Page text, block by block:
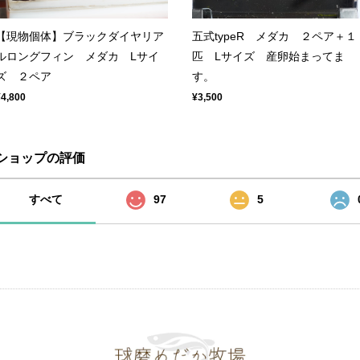
現物個体】ブラックダイヤリア
ロングフィン メダカ Lサイ
２ペア
五式typeR メダカ ２ペア＋１
匹 Lサイズ 産卵始まってま
す。
¥3,500
ョップの評価
すべて 97 5